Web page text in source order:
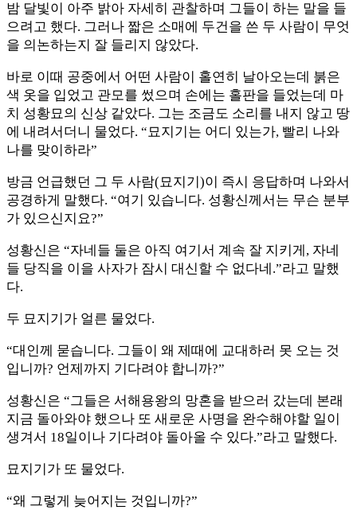
밤 달빛이 아주 밝아 자세히 관찰하며 그들이 하는 말을 들
으려고 했다. 그러나 짧은 소매에 두건을 쓴 두 사람이 무엇
을 의논하는지 잘 들리지 않았다.
바로 이때 공중에서 어떤 사람이 홀연히 날아오는데 붉은
색 옷을 입었고 관모를 썼으며 손에는 홀판을 들었는데 마
치 성황묘의 신상 같았다. 그는 조금도 소리를 내지 않고 땅
에 내려서더니 물었다. “묘지기는 어디 있는가, 빨리 나와
나를 맞이하라”
방금 언급했던 그 두 사람(묘지기)이 즉시 응답하며 나와서
공경하게 말했다. “여기 있습니다. 성황신께서는 무슨 분부
가 있으신지요?”
성황신은 “자네들 둘은 아직 여기서 계속 잘 지키게, 자네
들 당직을 이을 사자가 잠시 대신할 수 없다네.”라고 말했
다.
두 묘지기가 얼른 물었다.
“대인께 묻습니다. 그들이 왜 제때에 교대하러 못 오는 것
입니까? 언제까지 기다려야 합니까?”
성황신은 “그들은 서해용왕의 망혼을 받으러 갔는데 본래
지금 돌아와야 했으나 또 새로운 사명을 완수해야할 일이
생겨서 18일이나 기다려야 돌아올 수 있다.”라고 말했다.
묘지기가 또 물었다.
“왜 그렇게 늦어지는 것입니까?”